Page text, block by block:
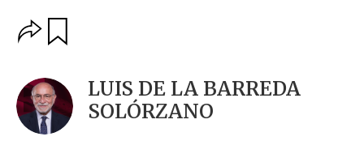
O
p
o
n
e
s
a
r
LUIS DE LA BARREDA
SOLÓRZANO